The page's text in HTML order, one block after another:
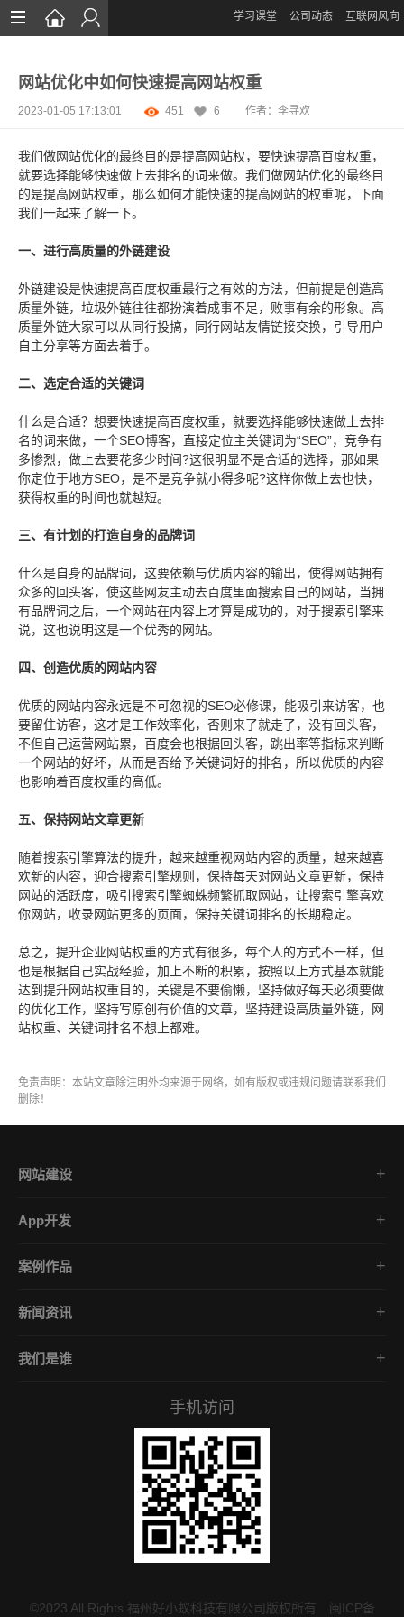
网站设计
微信开发
案例鉴赏
学习课堂 公司动态 互联网风向
网站优化中如何快速提高网站权重
2023-01-05 17:13:01 451 6 作者：李寻欢
我们做网站优化的最终目的是提高网站权，要快速提高百度权重，
就要选择能够快速做上去排名的词来做。我们做网站优化的最终目
的是提高网站权重，那么如何才能快速的提高网站的权重呢，下面
我们一起来了解一下。
一、进行高质量的外链建设
外链建设是快速提高百度权重最行之有效的方法，但前提是创造高
质量外链，垃圾外链往往都扮演着成事不足，败事有余的形象。高
质量外链大家可以从同行投搞，同行网站友情链接交换，引导用户
自主分享等方面去着手。
二、选定合适的关键词
什么是合适？想要快速提高百度权重，就要选择能够快速做上去排
名的词来做，一个SEO博客，直接定位主关键词为“SEO”，竞争有
多惨烈，做上去要花多少时间?这很明显不是合适的选择，那如果
你定位于地方SEO，是不是竞争就小得多呢?这样你做上去也快，
获得权重的时间也就越短。
三、有计划的打造自身的品牌词
什么是自身的品牌词，这要依赖与优质内容的输出，使得网站拥有
众多的回头客，使这些网友主动去百度里面搜索自己的网站，当拥
有品牌词之后，一个网站在内容上才算是成功的，对于搜索引擎来
说，这也说明这是一个优秀的网站。
四、创造优质的网站内容
优质的网站内容永远是不可忽视的SEO必修课，能吸引来访客，也
要留住访客，这才是工作效率化，否则来了就走了，没有回头客，
不但自己运营网站累，百度会也根据回头客，跳出率等指标来判断
一个网站的好坏，从而是否给予关键词好的排名，所以优质的内容
也影响着百度权重的高低。
五、保持网站文章更新
随着搜索引擎算法的提升，越来越重视网站内容的质量，越来越喜
欢新的内容，迎合搜索引擎规则，保持每天对网站文章更新，保持
网站的活跃度，吸引搜索引擎蜘蛛频繁抓取网站，让搜索引擎喜欢
你网站，收录网站更多的页面，保持关键词排名的长期稳定。
总之，提升企业网站权重的方式有很多，每个人的方式不一样，但
也是根据自己实战经验，加上不断的积累，按照以上方式基本就能
达到提升网站权重目的，关键是不要偷懒，坚持做好每天必须要做
的优化工作，坚持写原创有价值的文章，坚持建设高质量外链，网
站权重、关键词排名不想上都难。
免责声明：本站文章除注明外均来源于网络，如有版权或违规问题请联系我们
删除！
网站建设
集团企业官网
营销网站设计
商城网站定制
App开发
电商App开发
金融App开发
社交App开发
案例作品
品牌网站建设
微信小程序
新闻资讯
学习课堂
我们是谁
手机访问
©2023 All Rights 福州好小蚁科技有限公司版权所有 闽ICP备